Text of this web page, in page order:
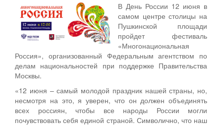
В День России 12 июня в
самом центре столицы на
Пушкинской площади
пройдет фестиваль
«Многонациональная
Россия», организованный Федеральным агентством по
делам национальностей при поддержке Правительства
Москвы.
«12 июня – самый молодой праздник нашей страны, но,
несмотря на это, я уверен, что он должен объединять
всех россиян, чтобы все народы России могли
почувствовать себя единой страной. Символично, что наш